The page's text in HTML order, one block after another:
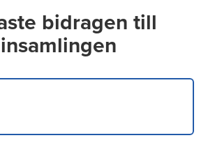
bidragen till
insamlingen